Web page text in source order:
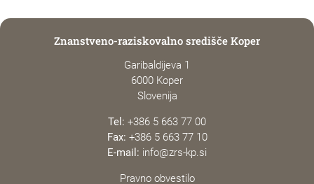
Znanstveno-raziskovalno središče Koper
Garibaldijeva 1
6000 Koper
Slovenija
Tel: +386 5 663 77 00
Fax: +386 5 663 77 10
E-mail: info@zrs-kp.si
Pravno obvestilo